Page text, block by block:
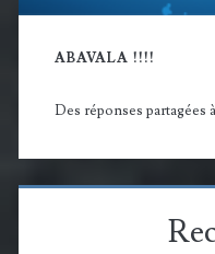
ABAVALA !!!!
Des réponses partagées